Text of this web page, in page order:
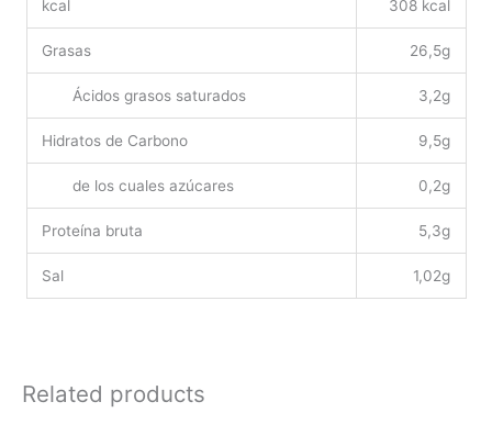
kcal 308 kcal
Grasas 26,5g
Ácidos grasos saturados 3,2g
Hidratos de Carbono 9,5g
de los cuales azúcares 0,2g
Proteína bruta 5,3g
Sal 1,02g
Related products